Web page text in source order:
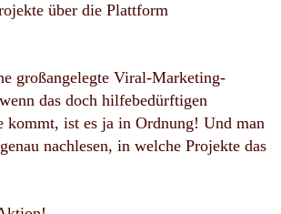
über die Plattform
großangelegte Viral-Marketing-
das doch hilfebedürftigen
kommt, ist es ja in Ordnung! Und man
nachlesen, in welche Projekte das